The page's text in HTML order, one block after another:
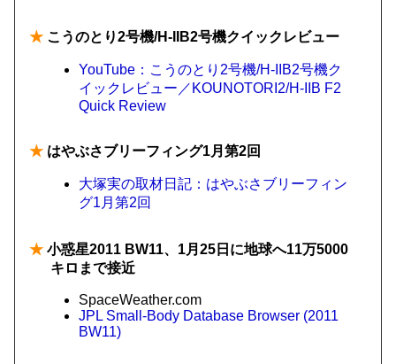
★ こうのとり2号機/H-IIB2号機クイックレビュー
YouTube：こうのとり2号機/H-IIB2号機ク
イックレビュー／KOUNOTORI2/H-IIB F2
Quick Review
★ はやぶさブリーフィング1月第2回
大塚実の取材日記：はやぶさブリーフィン
グ1月第2回
★ 小惑星2011 BW11、1月25日に地球へ11万5000
キロまで接近
SpaceWeather.com
JPL Small-Body Database Browser (2011
BW11)